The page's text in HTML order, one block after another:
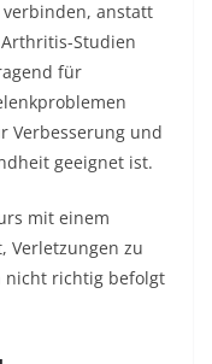
anstatt
Studien
für
Verbesserung und
geeignet ist.
mit einem
Verletzungen zu
nicht richtig befolgt